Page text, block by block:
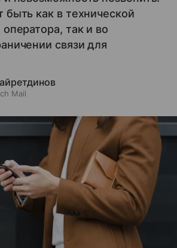
как в технической
так и во
связи для
Mail